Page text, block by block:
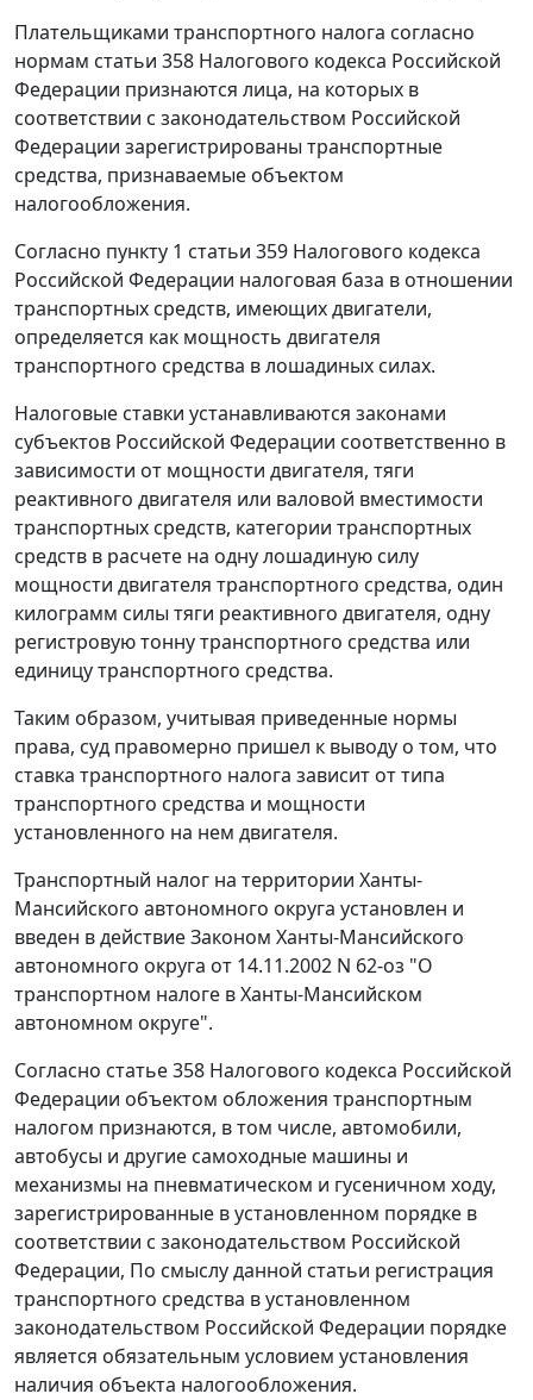
Плательщиками транспортного налога согласно
нормам статьи 358 Налогового кодекса Российской
Федерации признаются лица, на которых в
соответствии с законодательством Российской
Федерации зарегистрированы транспортные
средства, признаваемые объектом
налогообложения.
Согласно пункту 1 статьи 359 Налогового кодекса
Российской Федерации налоговая база в отношении
транспортных средств, имеющих двигатели,
определяется как мощность двигателя
транспортного средства в лошадиных силах.
Налоговые ставки устанавливаются законами
субъектов Российской Федерации соответственно в
зависимости от мощности двигателя, тяги
реактивного двигателя или валовой вместимости
транспортных средств, категории транспортных
средств в расчете на одну лошадиную силу
мощности двигателя транспортного средства, один
килограмм силы тяги реактивного двигателя, одну
регистровую тонну транспортного средства или
единицу транспортного средства.
Таким образом, учитывая приведенные нормы
права, суд правомерно пришел к выводу о том, что
ставка транспортного налога зависит от типа
транспортного средства и мощности
установленного на нем двигателя.
Транспортный налог на территории Ханты-
Мансийского автономного округа установлен и
введен в действиеЗаконом Ханты-Мансийского
автономного округа от 14.11.2002 N 62-оз "О
транспортном налоге в Ханты-Мансийском
автономном округе".
Согласно статье 358 Налогового кодекса Российской
Федерации объектом обложения транспортным
налогом признаются, в том числе, автомобили,
автобусы и другие самоходные машины и
механизмы на пневматическом и гусеничном ходу,
зарегистрированные в установленном порядке в
соответствии с законодательством Российской
Федерации, По смыслу данной статьи регистрация
транспортного средства в установленном
законодательством Российской Федерации порядке
является обязательным условием установления
наличия объекта налогообложения.